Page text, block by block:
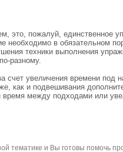
это, пожалуй, единственное
в обязательном
техники выполнения
разному.
увеличения времени под
как и подвешивания
между подходами или
тематике и Вы готовы помочь